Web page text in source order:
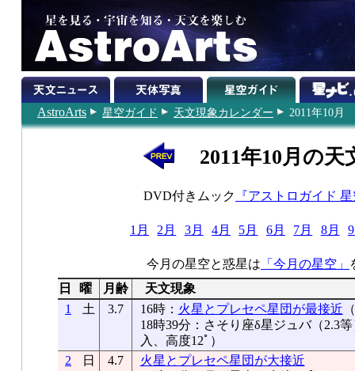
AstroArts 星空ガイド 天文現象カレンダー 2011年10月
2011年10月の天
DVD付きムック 『アストロガイド
1月 2月 3月 4月 5月 6月 7月 8月
今月の星空と惑星は 「今月の星空」
日
曜 月齢
天文現象
1
土 3.7 16時： 火星とプレセペ星団が最接近
18時39分：さそり座δ星ジュバ（2.3
入、高度12ﾟ）
2
日 4.7
火星とプレセペ星団が大接近